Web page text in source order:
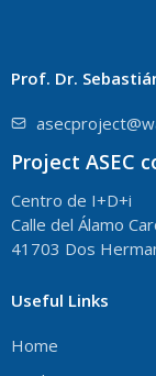
Prof. Dr.
Project ASEC
Centro de I+D+i
Calle del Álamo
41703 Dos
Useful Links
Home